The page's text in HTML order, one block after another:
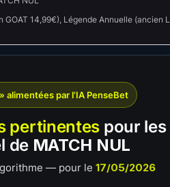
14,99€), Légende Annuelle (ancien
alimentées par l’IA PenseBet
pertinentes pour
de MATCH NUL
— pour le 17/05/2026